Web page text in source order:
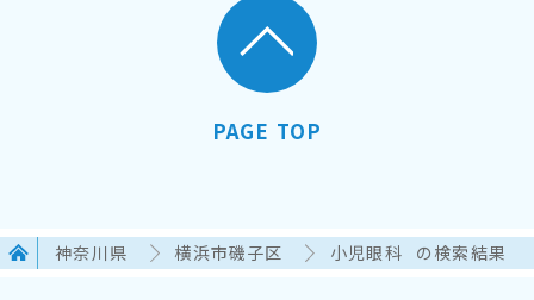
PAGE TOP
神奈川県 横浜市磯子区 小児眼科 の検索結果